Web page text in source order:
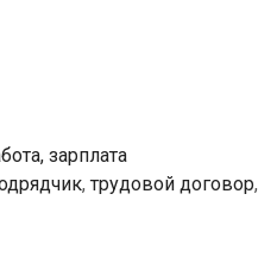
зарплата
,трудовой договор,